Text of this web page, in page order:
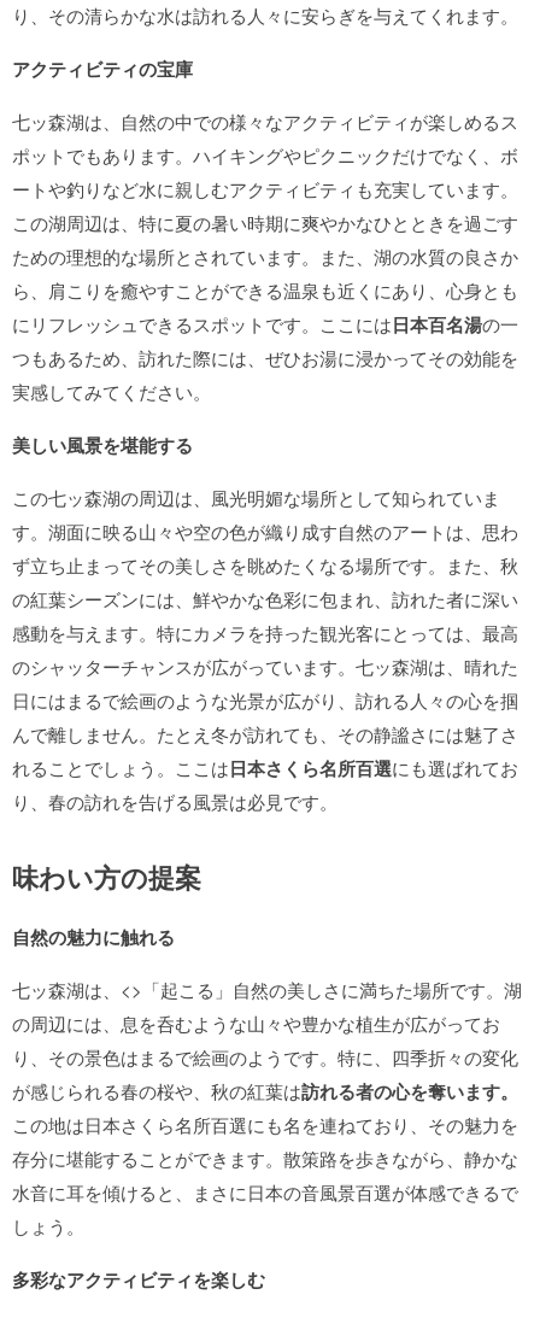
り、その清らかな水は訪れる人々に安らぎを与えてくれます。
アクティビティの宝庫
七ッ森湖は、自然の中での様々なアクティビティが楽しめるス
ポットでもあります。ハイキングやピクニックだけでなく、ボ
ートや釣りなど水に親しむアクティビティも充実しています。
この湖周辺は、特に夏の暑い時期に爽やかなひとときを過ごす
ための理想的な場所とされています。また、湖の水質の良さか
ら、肩こりを癒やすことができる温泉も近くにあり、心身とも
にリフレッシュできるスポットです。ここには日本百名湯の一
つもあるため、訪れた際には、ぜひお湯に浸かってその効能を
実感してみてください。
美しい風景を堪能する
この七ッ森湖の周辺は、風光明媚な場所として知られていま
す。湖面に映る山々や空の色が織り成す自然のアートは、思わ
ず立ち止まってその美しさを眺めたくなる場所です。また、秋
の紅葉シーズンには、鮮やかな色彩に包まれ、訪れた者に深い
感動を与えます。特にカメラを持った観光客にとっては、最高
のシャッターチャンスが広がっています。七ッ森湖は、晴れた
日にはまるで絵画のような光景が広がり、訪れる人々の心を掴
んで離しません。たとえ冬が訪れても、その静謐さには魅了さ
れることでしょう。ここは日本さくら名所百選にも選ばれてお
り、春の訪れを告げる風景は必見です。
味わい方の提案
自然の魅力に触れる
七ッ森湖は、<>「起こる」自然の美しさに満ちた場所です。湖
の周辺には、息を呑むような山々や豊かな植生が広がってお
り、その景色はまるで絵画のようです。特に、四季折々の変化
が感じられる春の桜や、秋の紅葉は訪れる者の心を奪います。
この地は日本さくら名所百選にも名を連ねており、その魅力を
存分に堪能することができます。散策路を歩きながら、静かな
水音に耳を傾けると、まさに日本の音風景百選が体感できるで
しょう。
多彩なアクティビティを楽しむ